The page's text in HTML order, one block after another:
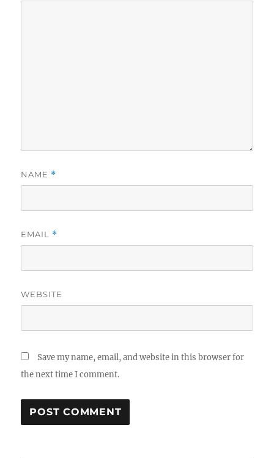
NAME *
EMAIL *
WEBSITE
Save my name, email, and website in this browser for
the next time I comment.